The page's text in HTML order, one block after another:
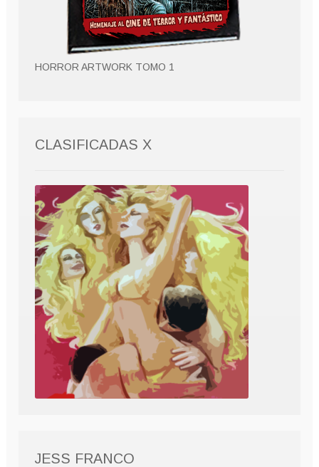
HORROR ARTWORK TOMO 1
CLASIFICADAS X
JESS FRANCO